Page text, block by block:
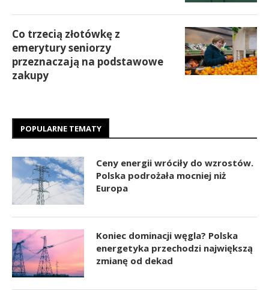
Co trzecią złotówkę z
emerytury seniorzy
przeznaczają na podstawowe
zakupy
POPULARNE TEMATY
Ceny energii wróciły do wzrostów.
Polska podrożała mocniej niż
Europa
Koniec dominacji węgla? Polska
energetyka przechodzi największą
zmianę od dekad